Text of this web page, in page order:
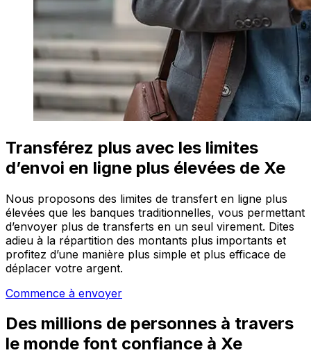
Transférez plus avec les limites
d’envoi en ligne plus élevées de Xe
Nous proposons des limites de transfert en ligne plus
élevées que les banques traditionnelles, vous permettant
d’envoyer plus de transferts en un seul virement. Dites
adieu à la répartition des montants plus importants et
profitez d’une manière plus simple et plus efficace de
déplacer votre argent.
Commence à envoyer
Des millions de personnes à travers
le monde font confiance à Xe